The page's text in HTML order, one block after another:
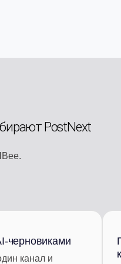
PostNext
черновиками
канал и